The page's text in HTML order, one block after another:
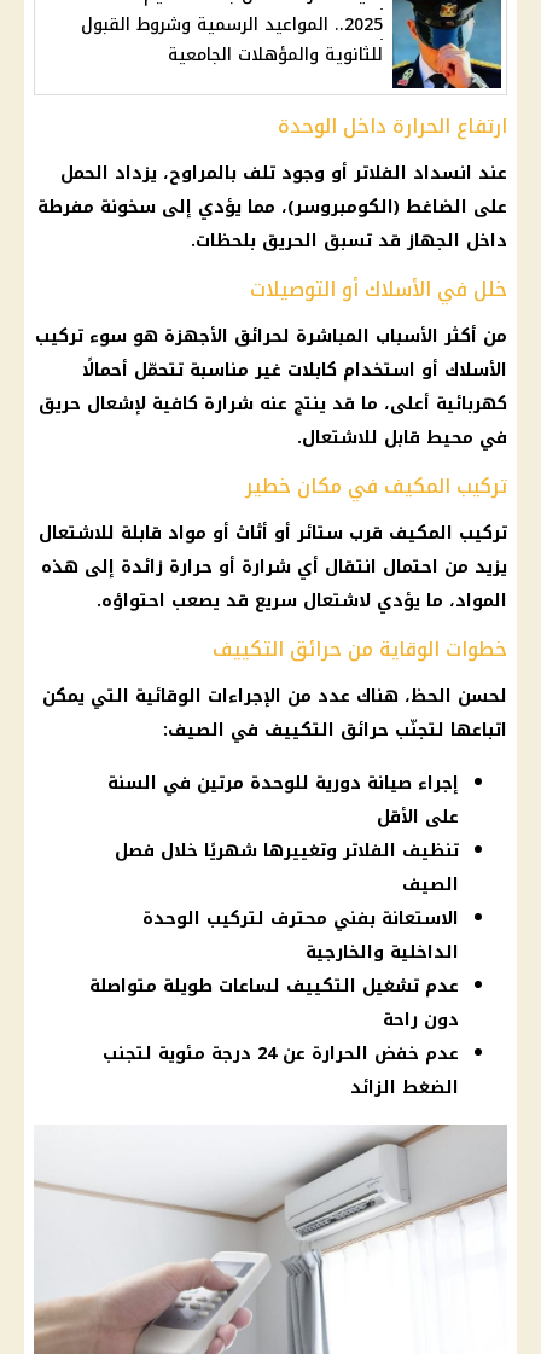
2025.. المواعيد الرسمية وشروط القبول
للثانوية والمؤهلات الجامعية
ارتفاع الحرارة داخل الوحدة
عند انسداد الفلاتر أو وجود تلف بالمراوح، يزداد الحمل
على الضاغط (الكومبروسر)، مما يؤدي إلى سخونة مفرطة
داخل الجهاز قد تسبق الحريق بلحظات.
خلل في الأسلاك أو التوصيلات
من أكثر الأسباب المباشرة لحرائق الأجهزة هو سوء تركيب
الأسلاك أو استخدام كابلات غير مناسبة تتحمّل أحمالًا
كهربائية أعلى، ما قد ينتج عنه شرارة كافية لإشعال حريق
في محيط قابل للاشتعال.
تركيب المكيف في مكان خطير
تركيب المكيف قرب ستائر أو أثاث أو مواد قابلة للاشتعال
يزيد من احتمال انتقال أي شرارة أو حرارة زائدة إلى هذه
المواد، ما يؤدي لاشتعال سريع قد يصعب احتواؤه.
خطوات الوقاية من حرائق التكييف
لحسن الحظ، هناك عدد من الإجراءات الوقائية التي يمكن
اتباعها لتجنّب حرائق التكييف في الصيف:
إجراء صيانة دورية للوحدة مرتين في السنة
على الأقل
تنظيف الفلاتر وتغييرها شهريًا خلال فصل
الصيف
الاستعانة بفني محترف لتركيب الوحدة
الداخلية والخارجية
عدم تشغيل التكييف لساعات طويلة متواصلة
دون راحة
عدم خفض الحرارة عن 24 درجة مئوية لتجنب
الضغط الزائد